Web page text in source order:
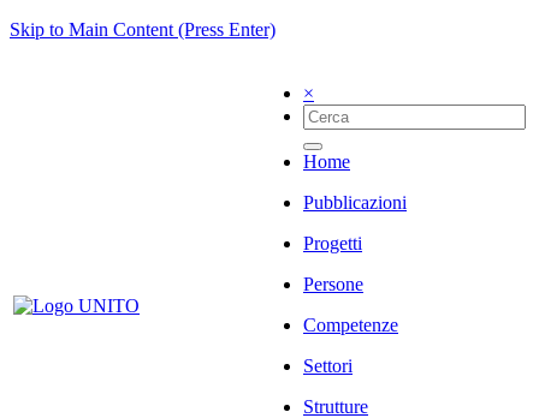
Skip to Main Content (Press Enter)
×
Home
Pubblicazioni
Progetti
Persone
Competenze
Settori
Strutture